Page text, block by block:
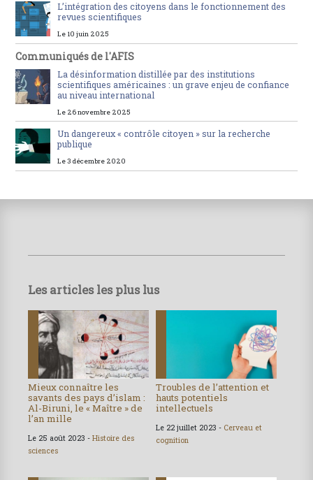
L’intégration des citoyens dans le fonctionnement des
revues scientifiques
Le 10 juin 2025
Communiqués de l'AFIS
La désinformation distillée par des institutions
scientifiques américaines : un grave enjeu de confiance
au niveau international
Le 26 novembre 2025
Un dangereux « contrôle citoyen » sur la recherche
publique
Le 3 décembre 2020
Les articles les plus lus
Mieux connaître les
savants des pays d’islam :
Al-Biruni, le « Maître » de
l’an mille
Le 25 août 2023 - Histoire des
sciences
Troubles de l’attention et
hauts potentiels
intellectuels
Le 22 juillet 2023 - Cerveau et
cognition